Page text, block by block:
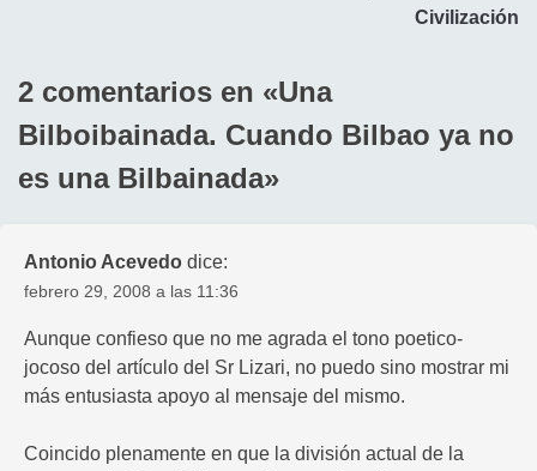
Civilización
2 comentarios en «Una
Bilboibainada. Cuando Bilbao ya no
es una Bilbainada»
Antonio Acevedo dice:
febrero 29, 2008 a las 11:36
Aunque confieso que no me agrada el tono poetico-
jocoso del artículo del Sr Lizari, no puedo sino mostrar mi
más entusiasta apoyo al mensaje del mismo.
Coincido plenamente en que la división actual de la